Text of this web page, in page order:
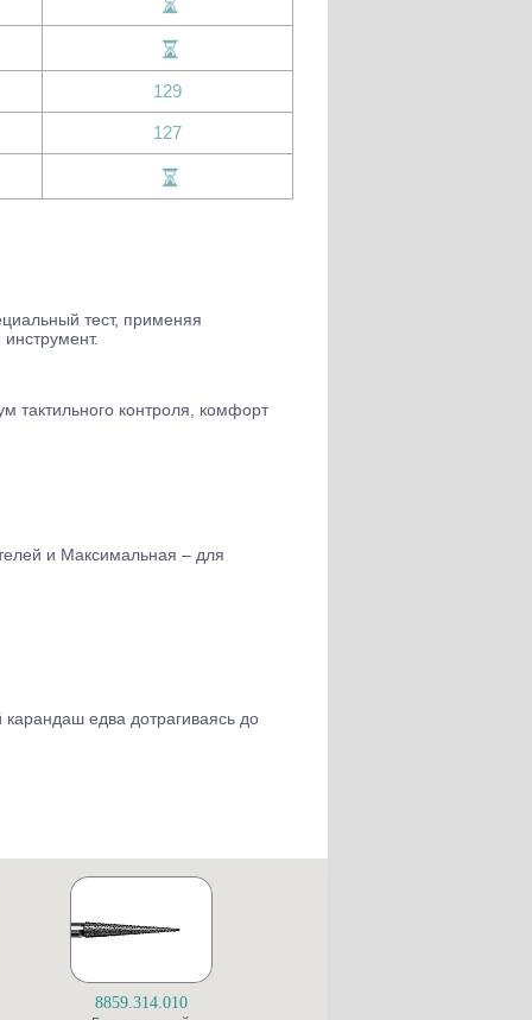
129
127
тест, применяя
тактильного контроля, комфорт
и Максимальная – для
едва дотрагиваясь до
8859.314.010